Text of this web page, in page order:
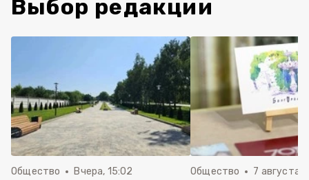
Выбор редакции
Общество Вчера, 15:02 Общество 7 августа ,